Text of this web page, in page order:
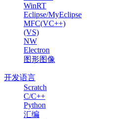
WinRT
Eclipse/MyEclipse
MFC(VC++)
(VS)
NW
Electron
图形图像
开发语言
Scratch
C/C++
Python
汇编